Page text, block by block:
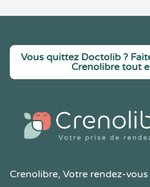
Vous quittez Doctolib ?
Crenolibre tout
Crenolibre, Votre rendez-